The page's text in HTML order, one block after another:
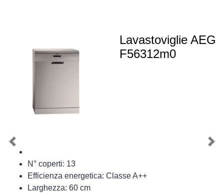
Lavastoviglie AEG
F56312m0
N° coperti: 13
Efficienza energetica: Classe A++
Larghezza: 60 cm
Previous